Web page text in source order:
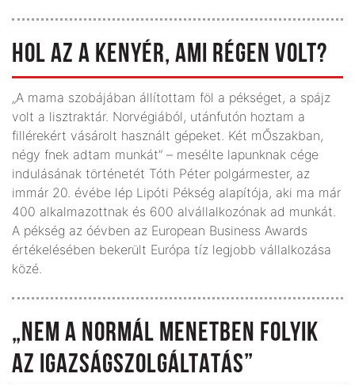
HOL AZ A KENYÉR, AMI RÉGEN VOLT?
„A mama szobájában állítottam föl a pékséget, a spájz
volt a lisztraktár. Norvégiából, utánfutón hoztam a
fillérekért vásárolt használt gépeket. Két mŐszakban,
négy fnek adtam munkát” – mesélte lapunknak cége
indulásának történetét Tóth Péter polgármester, az
immár 20. évébe lép Lipóti Pékség alapítója, aki ma már
400 alkalmazottnak és 600 alvállalkozónak ad munkát.
A pékség az óévben az European Business Awards
értékelésében bekerült Európa tíz legjobb vállalkozása
közé.
„NEM A NORMÁL MENETBEN FOLYIK
AZ IGAZSÁG­SZOLGÁLTATÁS”